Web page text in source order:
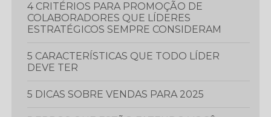
4 CRITÉRIOS PARA PROMOÇÃO DE
COLABORADORES QUE LÍDERES
ESTRATÉGICOS SEMPRE CONSIDERAM
5 CARACTERÍSTICAS QUE TODO LÍDER
DEVE TER
5 DICAS SOBRE VENDAS PARA 2025